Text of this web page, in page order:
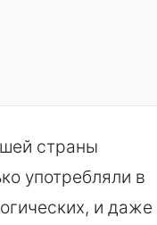
страны
употребляли в
и даже